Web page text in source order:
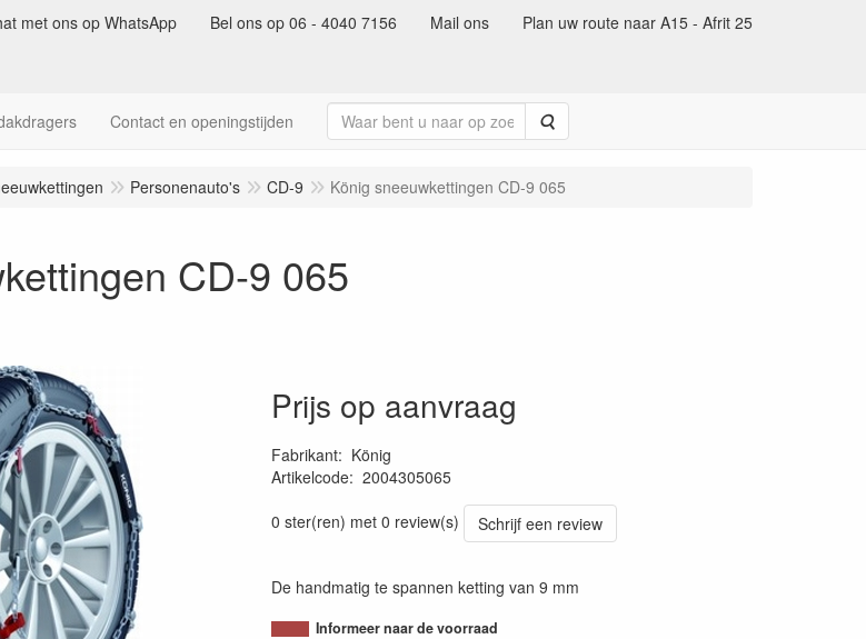
met ons op WhatsApp Bel ons op 06 - 4040 7156 Mail ons Plan uw route naar A15 - Afrit 25
Contact en openingstijden Zoeken
Personenauto's CD-9 König sneeuwkettingen CD-9 065
CD-9 065
Prijs op aanvraag
Fabrikant: König
Artikelcode: 2004305065
0 ster(ren) met 0 review(s)
Schrijf een review
De handmatig te spannen ketting van 9 mm
Informeer naar de voorraad